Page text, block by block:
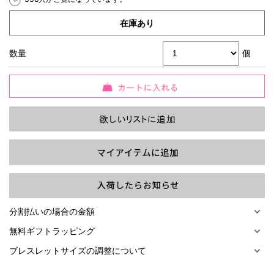
過去の特集をすべて見る>>
在庫あり
数量 個
分割払いの場合の金額
無料ギフトラッピング
ブレスレットサイズの調整について